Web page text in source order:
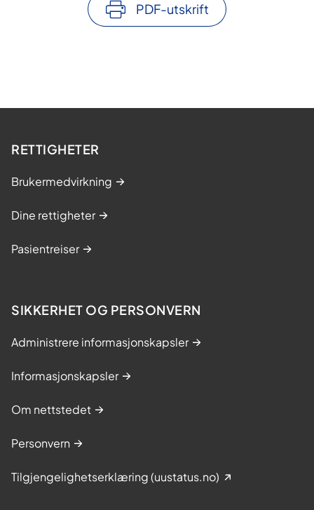
PDF-utskrift
RETTIGHETER
Brukermedvirkning
Dine rettigheter
Pasientreiser
SIKKERHET OG PERSONVERN
Administrere informasjonskapsler
Informasjonskapsler
Om nettstedet
Personvern
Tilgjengelighetserklæring (uustatus.no)